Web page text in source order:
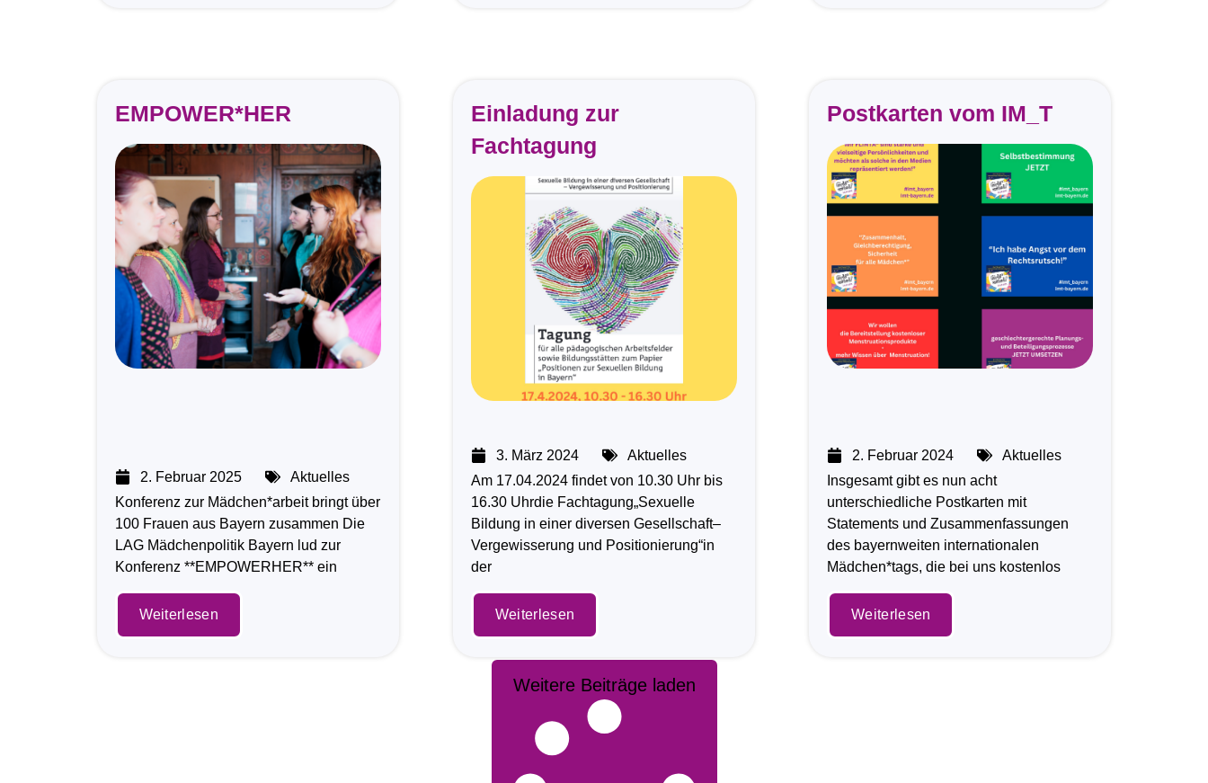
EMPOWER*HER
2. Februar 2025
Aktuelles
Konferenz zur Mädchen*arbeit bringt über
100 Frauen aus Bayern zusammen Die
LAG Mädchenpolitik Bayern lud zur
Konferenz **EMPOWERHER** ein
Weiterlesen
Einladung zur
Fachtagung
3. März 2024
Aktuelles
Am 17.04.2024 findet von 10.30 Uhr bis
16.30 Uhrdie Fachtagung„Sexuelle
Bildung in einer diversen Gesellschaft–
Vergewisserung und Positionierung“in
der
Weiterlesen
Postkarten vom IM_T
2. Februar 2024
Aktuelles
Insgesamt gibt es nun acht
unterschiedliche Postkarten mit
Statements und Zusammenfassungen
des bayernweiten internationalen
Mädchen*tags, die bei uns kostenlos
Weiterlesen
Weitere Beiträge laden